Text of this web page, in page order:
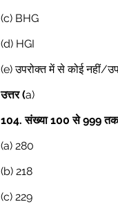
Previous
(c) BHG
(d) HGI
(e) उपरोक्त में से कोई नहीं/
उत्तर (a)
104. संख्या 100 से 999
(a) 280
(b) 218
(c) 229